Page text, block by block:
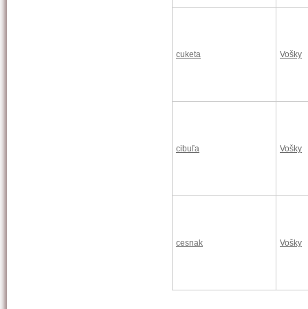
cuketa Vošky
cibuľa Vošky
cesnak Vošky